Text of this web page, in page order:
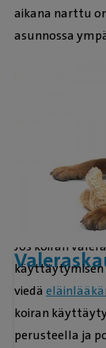
aikana narttu
asunnossa
Jos koiran
viedä
koiran
perusteella ja